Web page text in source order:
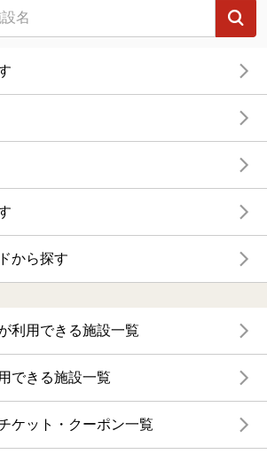
から探す
利用できる施設一覧
できる施設一覧
ケット・クーポン一覧